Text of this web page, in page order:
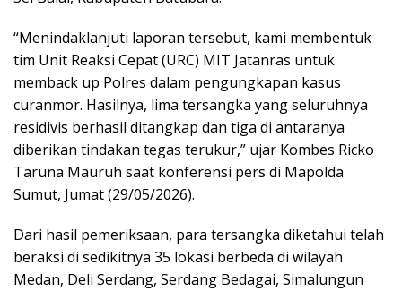
“Menindaklanjuti laporan tersebut, kami membentuk
tim Unit Reaksi Cepat (URC) MIT Jatanras untuk
memback up Polres dalam pengungkapan kasus
curanmor. Hasilnya, lima tersangka yang seluruhnya
residivis berhasil ditangkap dan tiga di antaranya
diberikan tindakan tegas terukur,” ujar Kombes Ricko
Taruna Mauruh saat konferensi pers di Mapolda
Sumut, Jumat (29/05/2026).
Dari hasil pemeriksaan, para tersangka diketahui telah
beraksi di sedikitnya 35 lokasi berbeda di wilayah
Medan, Deli Serdang, Serdang Bedagai, Simalungun